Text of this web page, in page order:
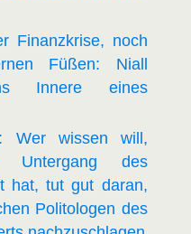
Finanzkrise, noch
Füßen: Niall
Innere eines
Wer wissen will,
des
hat, tut gut daran,
Politologen des